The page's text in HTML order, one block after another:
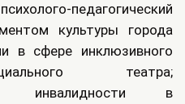
педагогический
культуры города
в сфере инклюзивного
театра;
инвалидности в